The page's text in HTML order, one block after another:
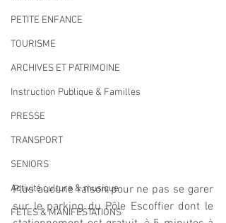
PETITE ENFANCE
TOURISME
ARCHIVES ET PATRIMOINE
Instruction Publique & Familles
PRESSE
TRANSPORT
SENIORS
Activité culture & musique
FETES & MANIFESTATIONS
Plus aucune raison pour ne pas se garer
sur le parking du Pôle Escoffier dont le